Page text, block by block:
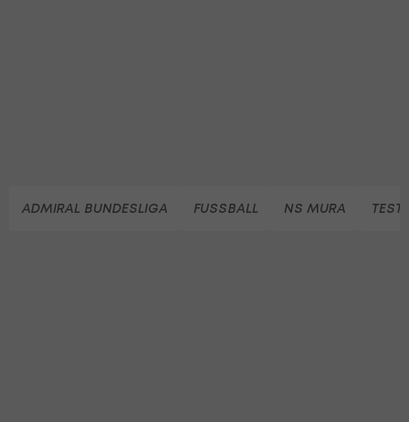
ADMIRAL BUNDESLIGA FUSSBALL NS MURA